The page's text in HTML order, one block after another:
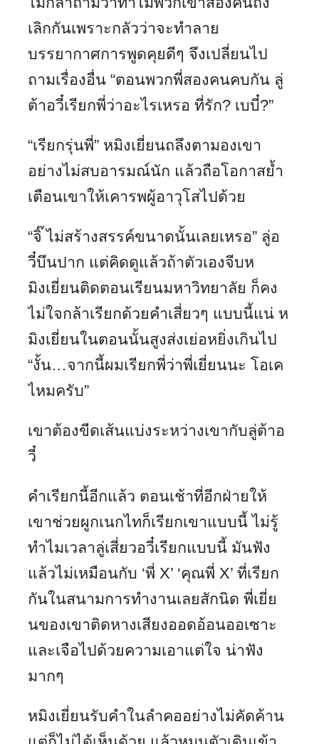
เลิกกันเพราะกลัวว่าจะทำลาย
บรรยากาศการพูดคุยดีๆ จึงเปลี่ยนไป
ถามเรื่องอื่น “ตอนพวกพี่สองคนคบกัน ลู่
ต้าอวี๋เรียกพี่ว่าอะไรเหรอ ที่รัก? เบบี๋?”
“เรียกรุ่นพี่” หมิงเยี่ยนถลึงตามองเขา
อย่างไม่สบอารมณ์นัก แล้วถือโอกาสย้ำ
เตือนเขาให้เคารพผู้อาวุโสไปด้วย
“จิ๊ ไม่สร้างสรรค์ขนาดนั้นเลยเหรอ” ลู่อ
วี๋บึนปาก แต่คิดดูแล้วถ้าตัวเองจีบห
มิงเยี่ยนติดตอนเรียนมหาวิทยาลัย ก็คง
ไม่ใจกล้าเรียกด้วยคำเสี่ยวๆ แบบนี้แน่ ห
มิงเยี่ยนในตอนนั้นสูงส่งเย่อหยิ่งเกินไป
“งั้น…จากนี้ผมเรียกพี่ว่าพี่เยี่ยนนะ โอเค
ไหมครับ”
เขาต้องขีดเส้นแบ่งระหว่างเขากับลู่ต้าอ
วี๋
คำเรียกนี้อีกแล้ว ตอนเช้าที่อีกฝ่ายให้
เขาช่วยผูกเนกไทก็เรียกเขาแบบนี้ ไม่รู้
ทำไมเวลาลู่เสี่ยวอวี๋เรียกแบบนี้ มันฟัง
แล้วไม่เหมือนกับ ‘พี่ X’ ‘คุณพี่ X’ ที่เรียก
กันในสนามการทำงานเลยสักนิด พี่เยี่ย
นของเขาติดหางเสียงออดอ้อนออเซาะ
และเจือไปด้วยความเอาแต่ใจ น่าฟัง
มากๆ
หมิงเยี่ยนรับคำในลำคออย่างไม่คัดค้าน